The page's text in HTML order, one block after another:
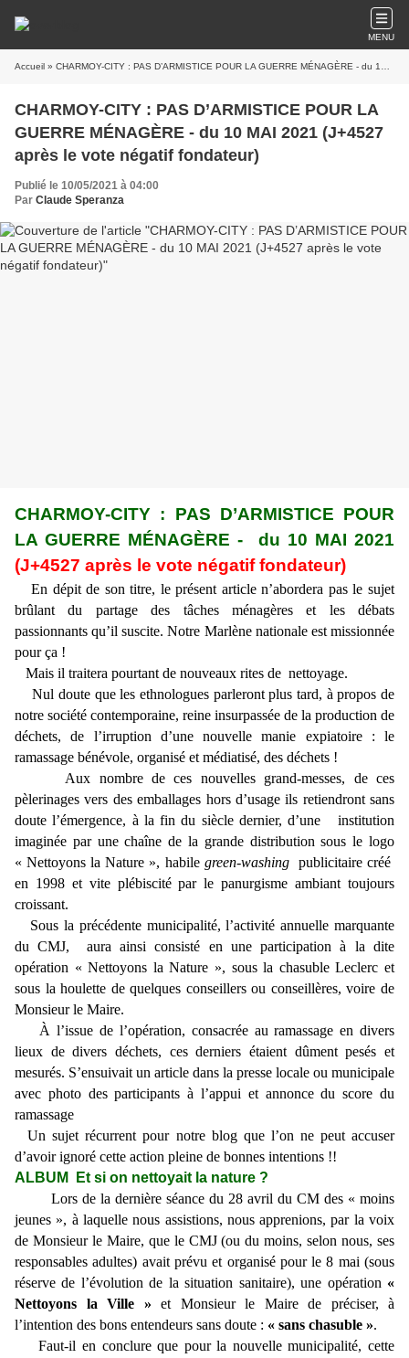
MENU
Accueil » CHARMOY-CITY : PAS D’ARMISTICE POUR LA GUERRE MÉNAGÈRE - du 10 MAI 2021 (J+4527 après le vote négatif fondateur)
CHARMOY-CITY : PAS D’ARMISTICE POUR LA
GUERRE MÉNAGÈRE - du 10 MAI 2021 (J+4527
après le vote négatif fondateur)
Publié le 10/05/2021 à 04:00
Par Claude Speranza
CHARMOY-CITY : PAS D’ARMISTICE POUR
LA GUERRE MÉNAGÈRE - du 10 MAI 2021
(J+4527 après le vote négatif fondateur)
En dépit de son titre, le présent article n’abordera pas le sujet
brûlant du partage des tâches ménagères et les débats
passionnants qu’il suscite. Notre Marlène nationale est missionnée
pour ça !
Mais il traitera pourtant de nouveaux rites de nettoyage.
Nul doute que les ethnologues parleront plus tard, à propos de
notre société contemporaine, reine insurpassée de la production de
déchets, de l’irruption d’une nouvelle manie expiatoire : le
ramassage bénévole, organisé et médiatisé, des déchets !
Aux nombre de ces nouvelles grand-messes, de ces
pèlerinages vers des emballages hors d’usage ils retiendront sans
doute l’émergence, à la fin du siècle dernier, d’une institution
imaginée par une chaîne de la grande distribution sous le logo
« Nettoyons la Nature », habile green-washingpublicitaire créé
en 1998 et vite plébiscité par le panurgisme ambiant toujours
croissant.
Sous la précédente municipalité, l’activité annuelle marquante
du CMJ, aura ainsi consisté en une participation à la dite
opération « Nettoyons la Nature », sous la chasuble Leclerc et
sous la houlette de quelques conseillers ou conseillères, voire de
Monsieur le Maire.
À l’issue de l’opération, consacrée au ramassage en divers
lieux de divers déchets, ces derniers étaient dûment pesés et
mesurés. S’ensuivait un article dans la presse locale ou municipale
avec photo des participants à l’appui et annonce du score du
ramassage
Un sujet récurrent pour notre blog que l’on ne peut accuser
d’avoir ignoré cette action pleine de bonnes intentions !!
ALBUM Et si on nettoyait la nature ?
Lors de la dernière séance du 28 avril du CM des « moins
jeunes », à laquelle nous assistions, nous apprenions, par la voix
de Monsieur le Maire, que le CMJ (ou du moins, selon nous, ses
responsables adultes) avait prévu et organisé pour le 8 mai (sous
réserve de l’évolution de la situation sanitaire), une opération «
Nettoyons la Ville » et Monsieur le Maire de préciser, à
l’intention des bons entendeurs sans doute : « sans chasuble ».
Faut-il en conclure que pour la nouvelle municipalité, cette